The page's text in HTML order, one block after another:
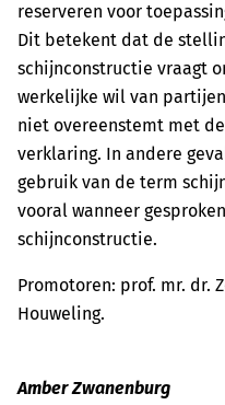
reserveren voor
Dit betekent dat de
schijnconstructie vraagt
werkelijke wil van
niet overeenstemt met
verklaring. In andere
gebruik van de term
vooral wanneer
schijnconstructie.
Promotoren: prof. mr. dr.
Houweling.
Amber Zwanenburg